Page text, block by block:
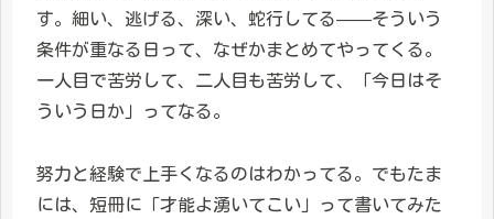
す。細い、逃げる、深い、蛇行してる——そういう
条件が重なる日って、なぜかまとめてやってくる。
一人目で苦労して、二人目も苦労して、「今日はそ
ういう日か」ってなる。
努力と経験で上手くなるのはわかってる。でもたま
には、短冊に「才能よ湧いてこい」って書いてみた